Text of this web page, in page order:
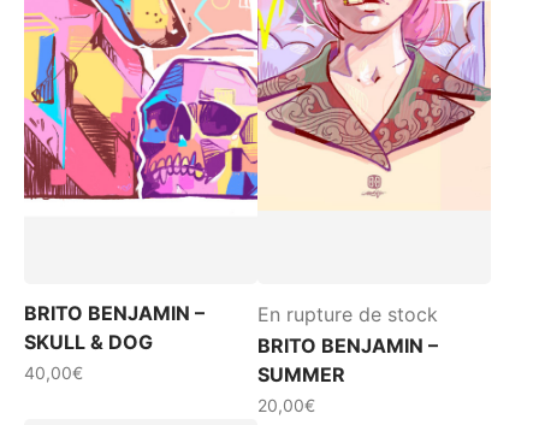
BRITO BENJAMIN –
SKULL & DOG
40,00€
En rupture de stock
BRITO BENJAMIN –
SUMMER
20,00€